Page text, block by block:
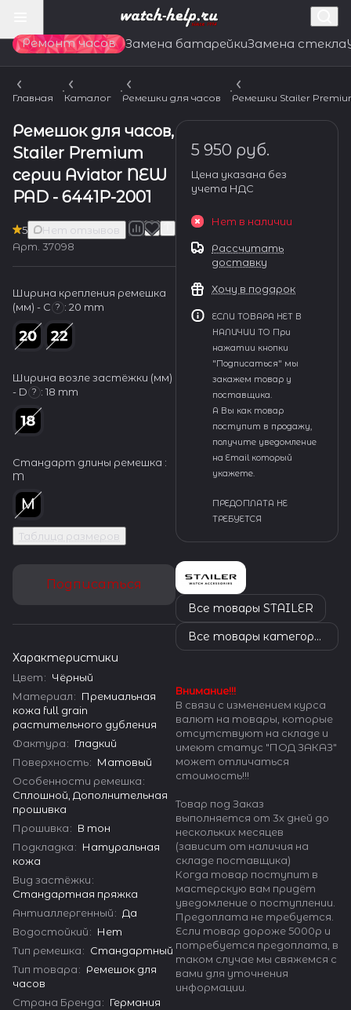
Ремонт часов Замена батарейкиЗамена стекла
Главная Каталог Ремешки для часов Ремешки Stailer
Ремешок для часов,
Stailer Premium
серии Aviator NEW
PAD - 6441P-2001
5
Нет отзывов
Арт. 37098
Ширина крепления ремешка
(мм) - С ? : 20 mm
Ширина возле застёжки (мм)
- D ? : 18 mm
Стандарт длины ремешка :
M
Таблица размеров
Подписаться
Характеристики
Цвет: Чёрный
Материал: Премиальная
кожа full grain
растительного дубления
Фактура: Гладкий
Поверхность: Матовый
Особенности ремешка:
Сплошной, Дополнительная
прошивка
Прошивка: В тон
Подкладка: Натуральная
кожа
Вид застёжки:
Стандартная пряжка
Антиаллергенный: Да
Водостойкий: Нет
Тип ремешка: Стандартный
Тип товара: Ремешок для
часов
Страна Бренда: Германия
5 950 руб.
Цена указана без
учета НДС
Нет в наличии
Рассчитать
доставку
Хочу в подарок
ЕСЛИ ТОВАРА НЕТ В
НАЛИЧИИ ТО При
нажатии кнопки
"Подписаться" мы
закажем товар у
поставщика.
А Вы как товар
поступит в продажу,
получите уведомление
на Email который
укажете.
ПРЕДОПЛАТА НЕ
ТРЕБУЕТСЯ
Все товары STAILER
Все товары категории
Внимание!!!
В связи с изменением курса
валют на товары, которые
отсутствуют на складе и
имеют статус "ПОД ЗАКАЗ"
может отличаться
стоимость!!!
Товар под Заказ
выполняется от 3х дней до
нескольких месяцев
(зависит от наличия на
складе поставщика)
Когда товар поступит в
мастерскую вам придёт
уведомление о поступлении.
Предоплата не требуется.
Если товар дороже 5000р и
потребуется предоплата, в
таком случае мы свяжемся с
вами для уточнения
информации.